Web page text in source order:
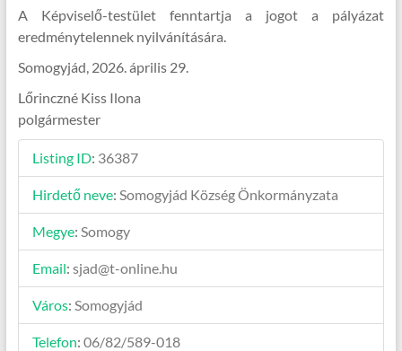
A Képviselő-testület fenntartja a jogot a pályázat
eredménytelennek nyilvánítására.
Somogyjád, 2026. április 29.
Lőrinczné Kiss Ilona
polgármester
Listing ID: 36387
Hirdető neve: Somogyjád Község Önkormányzata
Megye: Somogy
Email: sjad@t-online.hu
Város: Somogyjád
Telefon: 06/82/589-018